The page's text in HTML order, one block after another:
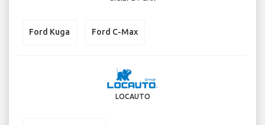
Ford Kuga Ford C-Max
LOCAUTO